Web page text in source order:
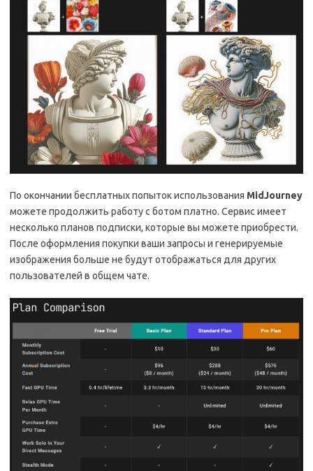
По окончании бесплатных попыток использования MidJourney
можете продолжить работу с ботом платно. Сервис имеет
несколько планов подписки, которые вы можете приобрести.
После оформления покупки ваши запросы и генерируемые
изображения больше не будут отображаться для других
пользователей в общем чате.